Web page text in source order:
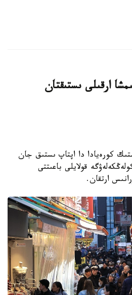
ارقىلى ىستىقتان
كورەيادا دا اپتاپ ىستىق جان
قولايلى باعىتتى
ارتقان.